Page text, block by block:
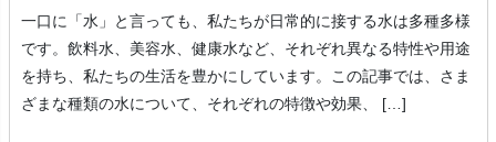
一口に「水」と言っても、私たちが日常的に接する水は多種多様
です。飲料水、美容水、健康水など、それぞれ異なる特性や用途
を持ち、私たちの生活を豊かにしています。この記事では、さま
ざまな種類の水について、それぞれの特徴や効果、 […]